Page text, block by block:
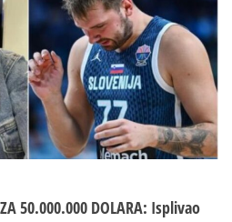
50.000.000 DOLARA: Isplivao